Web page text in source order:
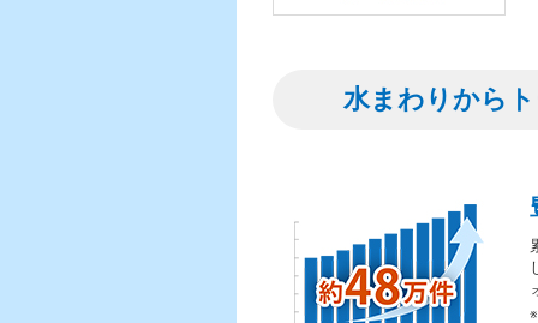
水まわりから